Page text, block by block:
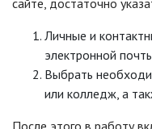
сайте, достаточно
Личные и
электронной
Выбрать
или колледж, а
После этого в работу